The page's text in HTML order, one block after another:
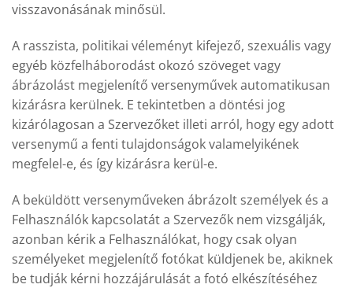
visszavonásának minősül.
A rasszista, politikai véleményt kifejező, szexuális vagy
egyéb közfelháborodást okozó szöveget vagy
ábrázolást megjelenítő versenyművek automatikusan
kizárásra kerülnek. E tekintetben a döntési jog
kizárólagosan a Szervezőket illeti arról, hogy egy adott
versenymű a fenti tulajdonságok valamelyikének
megfelel-e, és így kizárásra kerül-e.
A beküldött versenyműveken ábrázolt személyek és a
Felhasználók kapcsolatát a Szervezők nem vizsgálják,
azonban kérik a Felhasználókat, hogy csak olyan
személyeket megjelenítő fotókat küldjenek be, akiknek
be tudják kérni hozzájárulását a fotó elkészítéséhez